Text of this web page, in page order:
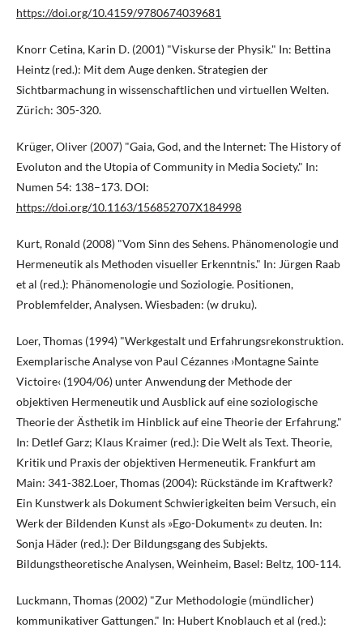
https://doi.org/10.4159/9780674039681
Knorr Cetina, Karin D. (2001) "Viskurse der Physik." In: Bettina
Heintz (red.): Mit dem Auge denken. Strategien der
Sichtbarmachung in wissenschaftlichen und virtuellen Welten.
Zürich: 305-320.
Krüger, Oliver (2007) "Gaia, God, and the Internet: The History of
Evoluton and the Utopia of Community in Media Society." In:
Numen 54: 138–173. DOI:
https://doi.org/10.1163/156852707X184998
Kurt, Ronald (2008) "Vom Sinn des Sehens. Phänomenologie und
Hermeneutik als Methoden visueller Erkenntnis." In: Jürgen Raab
et al (red.): Phänomenologie und Soziologie. Positionen,
Problemfelder, Analysen. Wiesbaden: (w druku).
Loer, Thomas (1994) "Werkgestalt und Erfahrungsrekonstruktion.
Exemplarische Analyse von Paul Cézannes ›Montagne Sainte
Victoire‹ (1904/06) unter Anwendung der Methode der
objektiven Hermeneutik und Ausblick auf eine soziologische
Theorie der Ästhetik im Hinblick auf eine Theorie der Erfahrung."
In: Detlef Garz; Klaus Kraimer (red.): Die Welt als Text. Theorie,
Kritik und Praxis der objektiven Hermeneutik. Frankfurt am
Main: 341-382.Loer, Thomas (2004): Rückstände im Kraftwerk?
Ein Kunstwerk als Dokument Schwierigkeiten beim Versuch, ein
Werk der Bildenden Kunst als »Ego-Dokument« zu deuten. In:
Sonja Häder (red.): Der Bildungsgang des Subjekts.
Bildungstheoretische Analysen, Weinheim, Basel: Beltz, 100-114.
Luckmann, Thomas (2002) "Zur Methodologie (mündlicher)
kommunikativer Gattungen." In: Hubert Knoblauch et al (red.):